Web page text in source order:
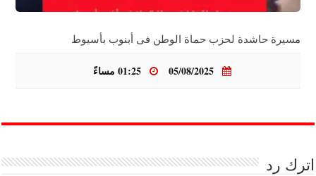
مسيرة حاشدة لحزب حماة الوطن فى أبنوب بأسيوط
اترك رد